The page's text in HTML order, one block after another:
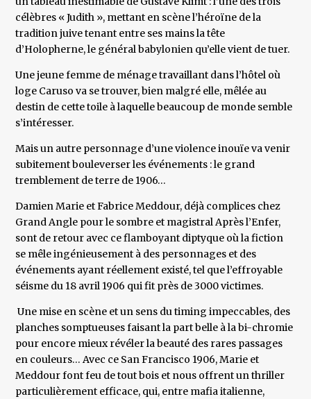
célèbres « Judith », mettant en scène l’héroïne de la
tradition juive tenant entre ses mains la tête
d’Holopherne, le général babylonien qu’elle vient de tuer.
Une jeune femme de ménage travaillant dans l’hôtel où
loge Caruso va se trouver, bien malgré elle, mêlée au
destin de cette toile à laquelle beaucoup de monde semble
s’intéresser.
Mais un autre personnage d’une violence inouïe va venir
subitement bouleverser les événements : le grand
tremblement de terre de 1906…
Damien Marie et Fabrice Meddour, déjà complices chez
Grand Angle pour le sombre et magistral Après l’Enfer,
sont de retour avec ce flamboyant diptyque où la fiction
se mêle ingénieusement à des personnages et des
événements ayant réellement existé, tel que l’effroyable
séisme du 18 avril 1906 qui fit près de 3000 victimes.
Une mise en scène et un sens du timing impeccables, des
planches somptueuses faisant la part belle à la bi-chromie
pour encore mieux révéler la beauté des rares passages
en couleurs… Avec ce San Francisco 1906, Marie et
Meddour font feu de tout bois et nous offrent un thriller
particulièrement efficace, qui, entre mafia italienne,